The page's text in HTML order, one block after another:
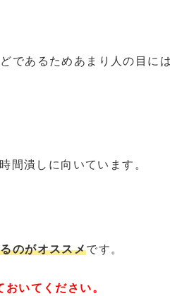
であるためあまり人の目に
間潰しに向いています。
のがオススメです。
いてください。